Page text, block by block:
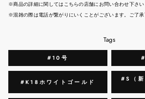
※商品の詳細に関してはこちらの店舗にお問い合わせ下さい
※混雑の際は電話が繋がりにいくことがございます。ご了承
Tags
#10号
#K18ホワイトゴールド
#S（